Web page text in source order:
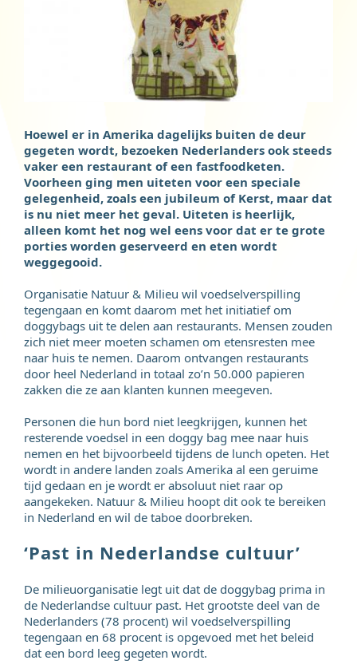
Hoewel er in Amerika dagelijks buiten de deur
gegeten wordt, bezoeken Nederlanders ook steeds
vaker een restaurant of een fastfoodketen.
Voorheen ging men uiteten voor een speciale
gelegenheid, zoals een jubileum of Kerst, maar dat
is nu niet meer het geval. Uiteten is heerlijk,
alleen komt het nog wel eens voor dat er te grote
porties worden geserveerd en eten wordt
weggegooid.
Organisatie Natuur & Milieu wil voedselverspilling
tegengaan en komt daarom met het initiatief om
doggybags uit te delen aan restaurants. Mensen zouden
zich niet meer moeten schamen om etensresten mee
naar huis te nemen. Daarom ontvangen restaurants
door heel Nederland in totaal zo’n 50.000 papieren
zakken die ze aan klanten kunnen meegeven.
Personen die hun bord niet leegkrijgen, kunnen het
resterende voedsel in een doggy bag mee naar huis
nemen en het bijvoorbeeld tijdens de lunch opeten. Het
wordt in andere landen zoals Amerika al een geruime
tijd gedaan en je wordt er absoluut niet raar op
aangekeken. Natuur & Milieu hoopt dit ook te bereiken
in Nederland en wil de taboe doorbreken.
‘Past in Nederlandse cultuur’
De milieuorganisatie legt uit dat de doggybag prima in
de Nederlandse cultuur past. Het grootste deel van de
Nederlanders (78 procent) wil voedselverspilling
tegengaan en 68 procent is opgevoed met het beleid
dat een bord leeg gegeten wordt.